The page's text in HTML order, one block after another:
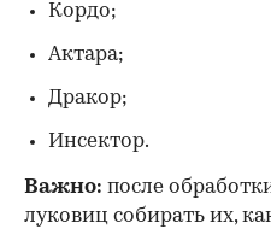
Кордо;
Актара;
Дракор;
Инсектор.
Важно: после
луковиц собирать их,